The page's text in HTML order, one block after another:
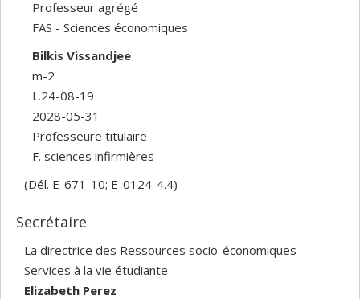
Professeur agrégé
FAS - Sciences économiques
Bilkis Vissandjee
m-2
L.24-08-19
2028-05-31
Professeure titulaire
F. sciences infirmières
(Dél. E-671-10; E-0124-4.4)
Secrétaire
La directrice des Ressources socio-économiques -
Services à la vie étudiante
Elizabeth Perez